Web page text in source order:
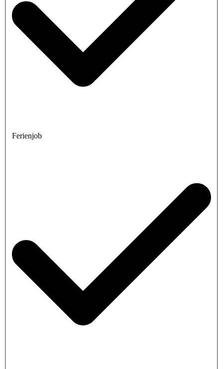
Ferienjob